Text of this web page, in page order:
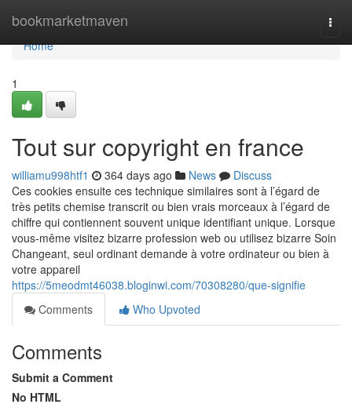
bookmarketmaven
Home
Home
1
Tout sur copyright en france
williamu998htf1 364 days ago News
Discuss
Ces cookies ensuite ces technique similaires sont à l’égard de
très petits chemise transcrit ou bien vrais morceaux à l’égard de
chiffre qui contiennent souvent unique identifiant unique. Lorsque
vous-même visitez bizarre profession web ou utilisez bizarre Soin
Changeant, seul ordinant demande à votre ordinateur ou bien à
votre appareil
https://5meodmt46038.bloginwi.com/70308280/que-signifie
Comments
Who Upvoted
Comments
Submit a Comment
No HTML